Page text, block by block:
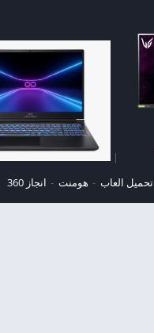
|
تحميل العاب هومنت انجاز 360